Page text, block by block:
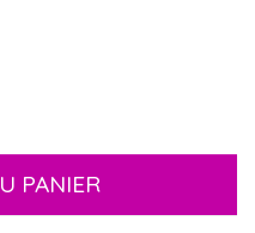
PANIER